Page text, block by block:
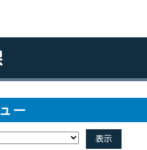
ー
表示